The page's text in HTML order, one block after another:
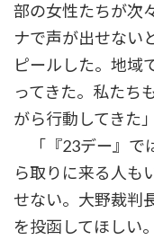
部の女性たちが次
ナで声が出せない
ピールした。地域
ってきた。私たち
がら行動してきた」
「『23デー』で
ら取りに来る人も
せない。大野裁判
を投函してほしい